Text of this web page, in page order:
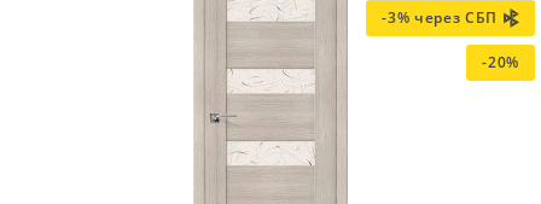
-3% через СБП
-20%